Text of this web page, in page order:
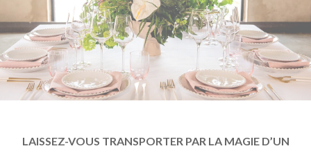
LAISSEZ-VOUS TRANSPORTER PAR LA MAGIE D’UN